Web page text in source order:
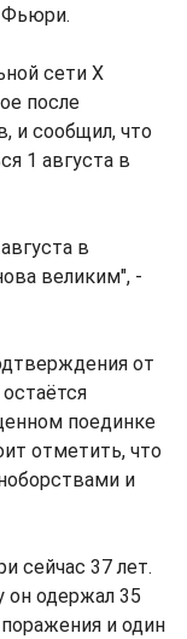
Фьюри.
сети X
после
и сообщил, что
1 августа в
в
великим", -
от
поединке
отметить, что
и
сейчас 37 лет.
он одержал 35
и один